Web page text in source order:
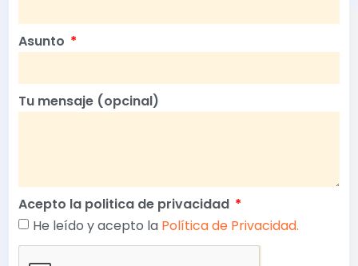
Asunto
Tu mensaje (opcinal)
Acepto la politica de privacidad
He leído y acepto la Política de Privacidad.